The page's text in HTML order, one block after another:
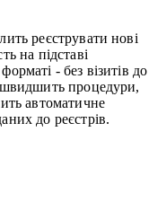
реєструвати нові
на підставі
- без візитів до
процедури,
автоматичне
до реєстрів.